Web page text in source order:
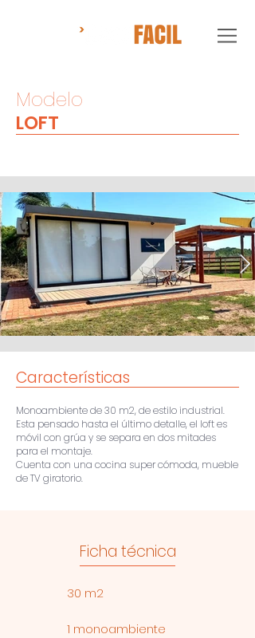
Modelo
LOFT
Características
Monoambiente de 30 m2, de estilo industrial.
Esta pensado hasta el último detalle, el loft es
móvil con grúa y se separa en dos mitades
para el montaje.
Cuenta con una cocina super cómoda, mueble
de TV giratorio.
Ficha técnica
30 m2
1 monoambiente